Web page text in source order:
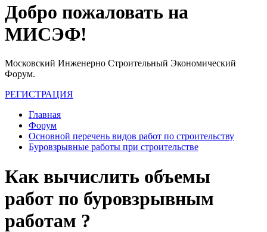
Добро пожаловать на
МИСЭФ!
Московский Инженерно Строительный Экономический
Форум.
РЕГИСТРАЦИЯ
Главная
Форум
Основной перечень видов работ по строительству
Буровзрывные работы при строительстве
Как вычислить объемы
работ по буровзрывным
работам ?